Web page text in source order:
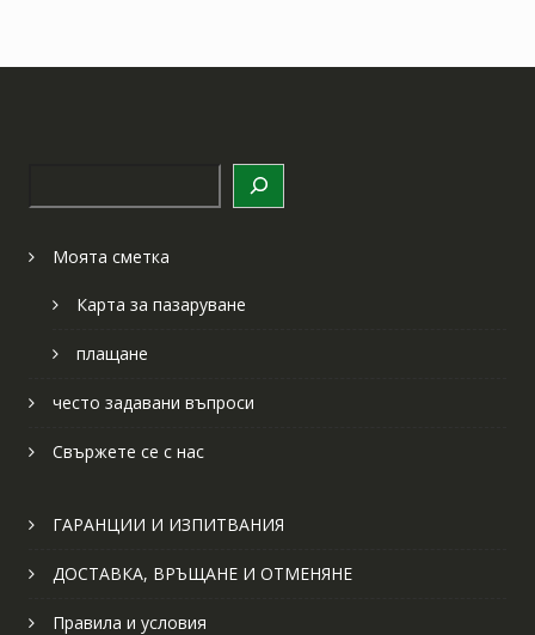
Моята сметка
Карта за пазаруване
плащане
често задавани въпроси
Свържете се с нас
ГАРАНЦИИ И ИЗПИТВАНИЯ
ДОСТАВКА, ВРЪЩАНЕ И ОТМЕНЯНЕ
Правила и условия